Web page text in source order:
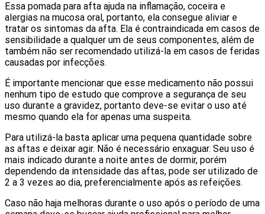
Essa pomada para afta ajuda na inflamação, coceira e
alergias na mucosa oral, portanto, ela consegue aliviar e
tratar os sintomas da afta. Ela é contraindicada em casos de
sensibilidade a qualquer um de seus componentes, além de
também não ser recomendado utilizá-la em casos de feridas
causadas por infecções.
É importante mencionar que esse medicamento não possui
nenhum tipo de estudo que comprove a segurança de seu
uso durante a gravidez, portanto deve-se evitar o uso até
mesmo quando ela for apenas uma suspeita.
Para utilizá-la basta aplicar uma pequena quantidade sobre
as aftas e deixar agir. Não é necessário enxaguar. Seu uso é
mais indicado durante a noite antes de dormir, porém
dependendo da intensidade das aftas, pode ser utilizado de
2 a 3 vezes ao dia, preferencialmente após as refeições.
Caso não haja melhoras durante o uso após o período de uma